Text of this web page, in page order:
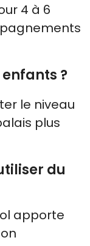
4 à 6
?
le niveau
plus
du
apporte